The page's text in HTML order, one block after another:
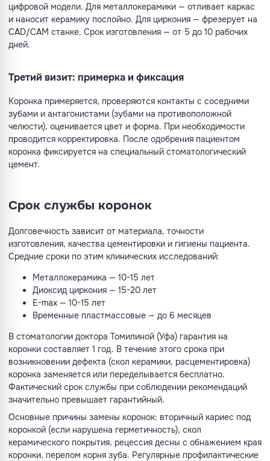
цифровой модели. Для металлокерамики — отливает каркас
и наносит керамику послойно. Для циркония — фрезерует на
CAD/CAM станке. Срок изготовления — от 5 до 10 рабочих
дней.
Третий визит: примерка и фиксация
Коронка примеряется, проверяются контакты с соседними
зубами и антагонистами (зубами на противоположной
челюсти), оценивается цвет и форма. При необходимости
проводится корректировка. После одобрения пациентом
коронка фиксируется на специальный стоматологический
цемент.
Срок службы коронок
Долговечность зависит от материала, точности
изготовления, качества цементировки и гигиены пациента.
Средние сроки по этим клинических исследований:
Металлокерамика — 10-15 лет
Диоксид циркония — 15-20 лет
E-max — 10-15 лет
Временные пластмассовые — до 6 месяцев
В стоматологии доктора Томилиной (Уфа) гарантия на
коронки составляет 1 год. В течение этого срока при
возникновении дефекта (скол керамики, расцементировка)
коронка заменяется или переделывается бесплатно.
Фактический срок службы при соблюдении рекомендаций
значительно превышает гарантийный.
Основные причины замены коронок: вторичный кариес под
коронкой (если нарушена герметичность), скол
керамического покрытия, рецессия десны с обнажением края
коронки, перелом корня зуба. Регулярные профилактические